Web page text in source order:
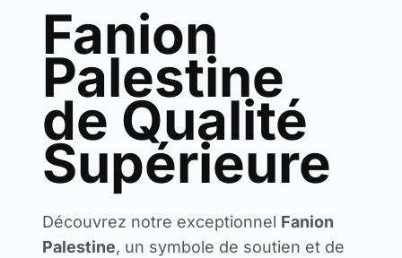
Fanion
Palestine
de Qualité
Supérieure
Découvrez notre exceptionnel Fanion
Palestine, un symbole de soutien et de